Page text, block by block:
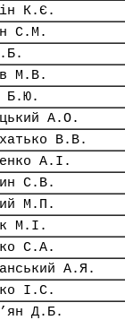
К.Є.
С.М.
М.В.
Б.Ю.
А.О.
В.В.
А.І.
С.В.
М.П.
М.І.
С.А.
А.Я.
І.С.
Д.Б.